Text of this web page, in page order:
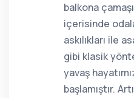
balkona
içerisinde
askılıkları ile
gibi klasik
yavaş
başlamıştır.